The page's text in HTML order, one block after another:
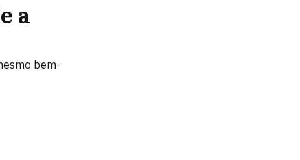
a
bem-